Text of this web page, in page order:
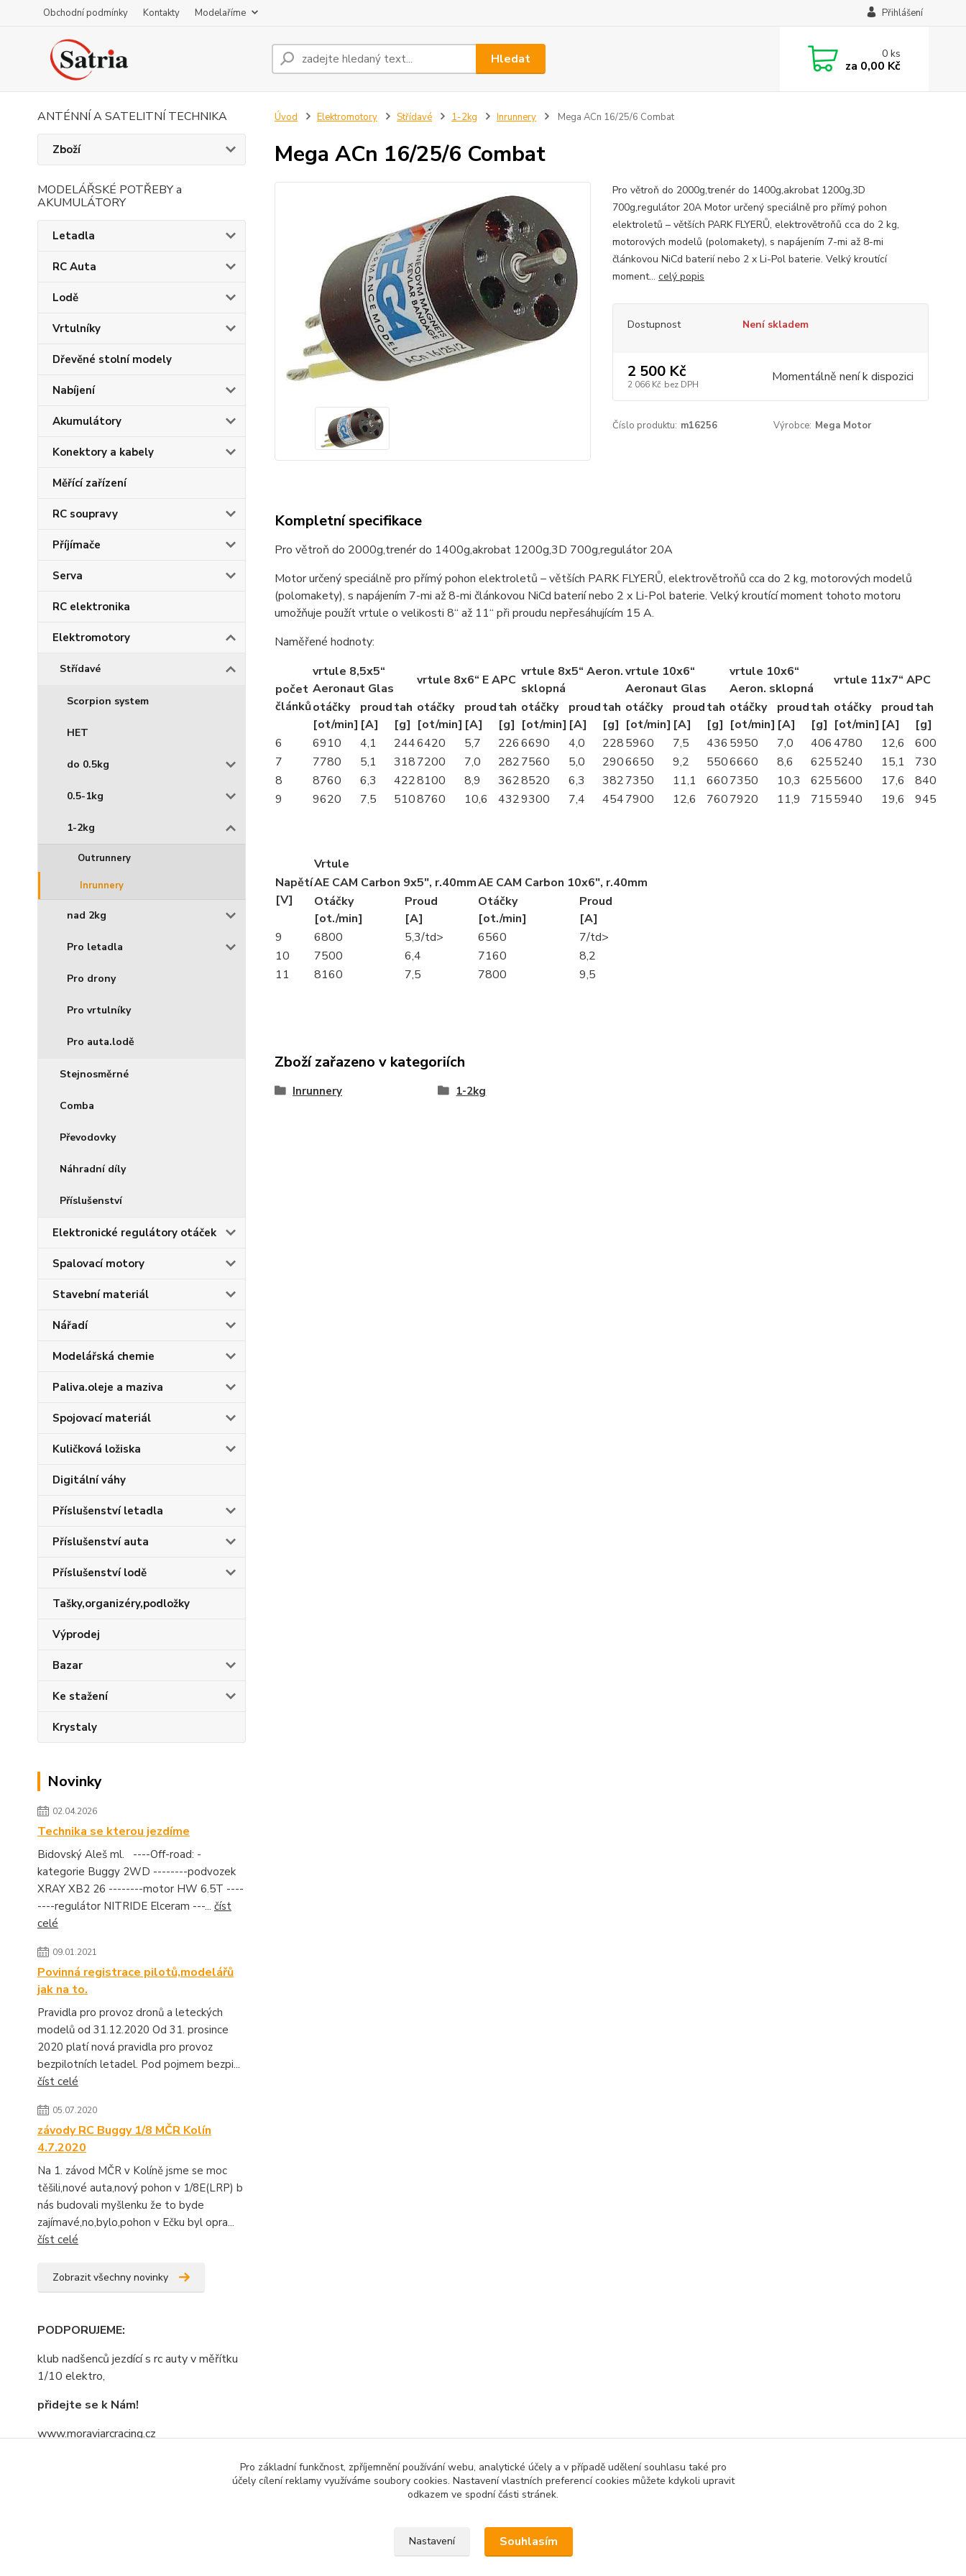
Obchodní podmínky Kontakty Modelaříme Přihlášení
Hledat 0ks
za 0,00 Kč
ANTÉNNÍ A SATELITNÍ TECHNIKA
Zboží
MODELÁŘSKÉ POTŘEBY a
AKUMULÁTORY
Letadla
RC Auta
Lodě
Vrtulníky
Dřevěné stolní modely
Nabíjení
Akumulátory
Konektory a kabely
Měřící zařízení
RC soupravy
Příjímače
Serva
RC elektronika
Elektromotory
Střídavé
Scorpion system
HET
do 0.5kg
0.5-1kg
1-2kg
Outrunnery
Inrunnery
nad 2kg
Pro letadla
Pro drony
Pro vrtulníky
Pro auta.lodě
Stejnosměrné
Comba
Převodovky
Náhradní díly
Příslušenství
Elektronické regulátory otáček
Spalovací motory
Stavební materiál
Nářadí
Modelářská chemie
Paliva.oleje a maziva
Spojovací materiál
Kuličková ložiska
Digitální váhy
Příslušenství letadla
Příslušenství auta
Příslušenství lodě
Tašky,organizéry,podložky
Výprodej
Bazar
Ke stažení
Krystaly
Novinky
02.04.2026
Technika se kterou jezdíme
Bidovský Aleš ml. ----Off-road: -
kategorie Buggy 2WD --------podvozek
XRAY XB2 26 --------motor HW 6.5T ----
----regulátor NITRIDE Elceram ---... číst
celé
09.01.2021
Povinná registrace pilotů,modelářů
jak na to.
Pravidla pro provoz dronů a leteckých
modelů od 31.12.2020 Od 31. prosince
2020 platí nová pravidla pro provoz
bezpilotních letadel. Pod pojmem bezpi...
číst celé
05.07.2020
závody RC Buggy 1/8 MČR Kolín
4.7.2020
Na 1. závod MČR v Kolíně jsme se moc
těšili,nové auta,nový pohon v 1/8E(LRP) b
nás budovali myšlenku že to byde
zajímavé,no,bylo,pohon v Ečku byl opra...
číst celé
Zobrazit všechny novinky
PODPORUJEME:
klub nadšenců jezdící s rc auty v měřítku
1/10 elektro,
přidejte se k Nám!
www.moraviarcracing.cz
Úvod Elektromotory Střídavé 1-2kg Inrunnery Mega ACn 16/25/6 Combat
Mega ACn 16/25/6 Combat
Pro větroň do 2000g,trenér do 1400g,akrobat 1200g,3D
700g,regulátor 20A Motor určený speciálně pro přímý pohon
elektroletů – větších PARK FLYERŮ, elektrovětroňů cca do 2 kg,
motorových modelů (polomakety), s napájením 7-mi až 8-mi
článkovou NiCd baterií nebo 2 x Li-Pol baterie. Velký kroutící
moment... celý popis
Dostupnost Není skladem
2 500 Kč
2 066 Kč bez DPH Momentálně není k dispozici
Číslo produktu: m16256 Výrobce: Mega Motor
Kompletní specifikace
Pro větroň do 2000g,trenér do 1400g,akrobat 1200g,3D 700g,regulátor 20A
Motor určený speciálně pro přímý pohon elektroletů – větších PARK FLYERŮ, elektrovětroňů cca do 2 kg, motorových modelů
(polomakety), s napájením 7-mi až 8-mi článkovou NiCd baterií nebo 2 x Li-Pol baterie. Velký kroutící moment tohoto motoru
umožňuje použít vrtule o velikosti 8“ až 11“ při proudu nepřesáhujícím 15 A.
Naměřené hodnoty:
počet
článků
vrtule 8,5x5“
Aeronaut Glas
vrtule 8x6“ E APC
vrtule 8x5“ Aeron.
sklopná
vrtule 10x6“
Aeronaut Glas
vrtule 10x6“
Aeron. sklopná
vrtule 11x7“ APC
otáčky
[ot/min]
proud
[A]
tah
[g]
otáčky
[ot/min]
proud
[A]
tah
[g]
otáčky
[ot/min]
proud
[A]
tah
[g]
otáčky
[ot/min]
proud
[A]
tah
[g]
otáčky
[ot/min]
proud
[A]
tah
[g]
otáčky
[ot/min]
proud
[A]
tah
[g]
6
6910 4,1 2446420 5,7 2266690 4,0 2285960 7,5 436 5950 7,0 4064780 12,6
600
7
7780 5,1 3187200 7,0 2827560 5,0 2906650 9,2 5506660 8,6 6255240 15,1
730
8
8760 6,3 4228100 8,9 3628520 6,3 3827350 11,1 6607350 10,3 6255600 17,6
840
9
9620 7,5 5108760 10,6 4329300 7,4 4547900 12,6 7607920 11,9 7155940 19,6 945
Napětí
[V]
Vrtule
AE CAM Carbon 9x5", r.40mmAE CAM Carbon 10x6", r.40mm
Otáčky
[ot./min]
Proud
[A]
Otáčky
[ot./min]
Proud
[A]
9
6800 5,3/td> 6560
7/td>
10
7500 6,4 7160
8,2
11
8160 7,5 7800 9,5
Zboží zařazeno v kategoriích
Inrunnery 1-2kg
Pro základní funkčnost, zpříjemnění používání webu, analytické účely a v případě udělení souhlasu také pro
účely cílení reklamy využíváme soubory cookies. Nastavení vlastních preferencí cookies můžete kdykoli upravit
odkazem ve spodní části stránek.
Nastavení Souhlasím